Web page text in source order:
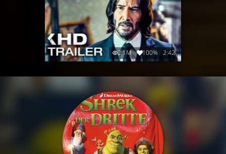
2.1M 100% 2:42